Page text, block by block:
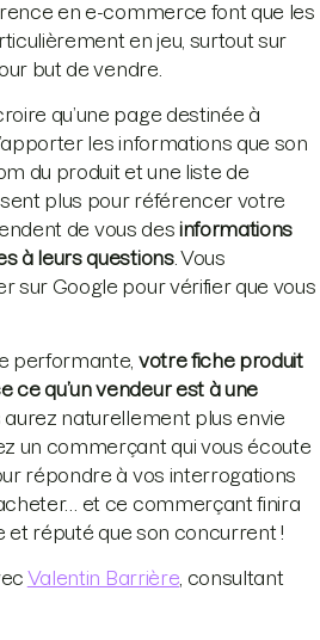
en e-commerce font que les
en jeu, surtout sur
but de vendre.
qu’une page destinée à
les informations que son
du produit et une liste de
plus pour référencer votre
de vous des informations
à leurs questions. Vous
sur Google pour vérifier que vous
performante, votre fiche produit
ce qu’un vendeur est à une
aurez naturellement plus envie
un commerçant qui vous écoute
répondre à vos interrogations
et ce commerçant finira
et réputé que son concurrent !
Valentin Barrière , consultant